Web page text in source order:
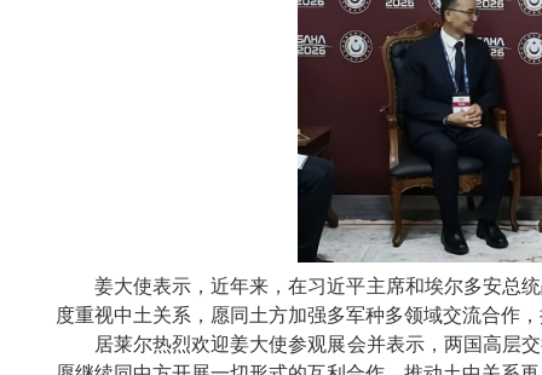
姜大使表示，近年来，在习近平主席和埃尔多安总
度重视中土关系，愿同土方加强多军种多领域交流合作
居莱尔热烈欢迎姜大使参观展会并表示，两国高层交